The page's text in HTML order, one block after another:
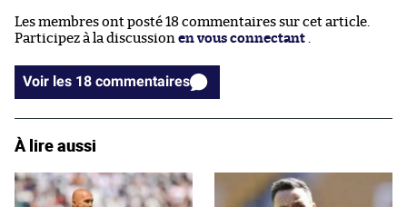
Les membres ont posté 18 commentaires sur cet article.
Participez à la discussion en vous connectant
Voir les 18 commentaires
À lire aussi